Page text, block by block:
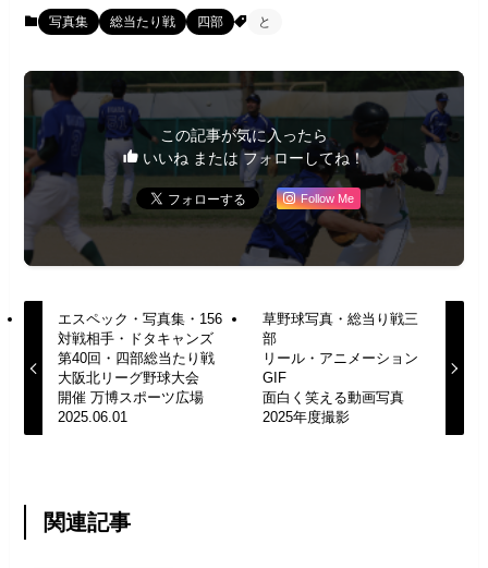
写真集 総当たり戦 四部 と
この記事が気に入ったら
いいね または フォローしてね！
Follow Me
エスペック・写真集・156
対戦相手・ドタキャンズ
第40回・四部総当たり戦
大阪北リーグ野球大会
開催 万博スポーツ広場
2025.06.01
草野球写真・総当り戦三
部
リール・アニメーション
GIF
面白く笑える動画写真
2025年度撮影
関連記事